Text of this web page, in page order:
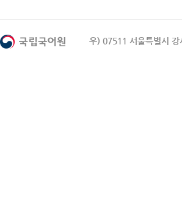
우) 07511 서울특별시